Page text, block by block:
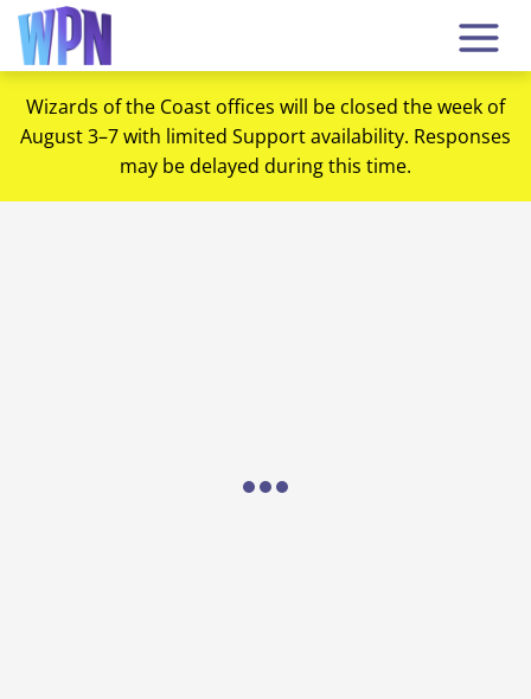
Wizards of the Coast offices will be closed the week of
August 3–7 with limited Support availability. Responses
may be delayed during this time.
Loading...